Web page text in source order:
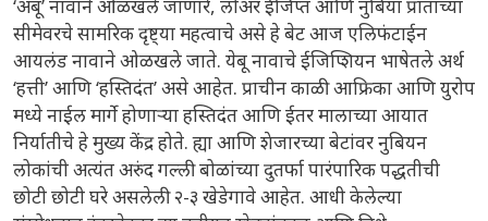
‘अबू’ नावाने ओळखले जाणारे, लोअर ईजिप्त आणि नुबिया प्रांताच्या
सीमेवरचे सामरिक दृष्ट्या महत्वाचे असे हे बेट आज एलिफंटाईन
आयलंड नावाने ओळखले जाते. येबू नावाचे ईजिप्शियन भाषेतले अर्थ
‘हत्ती’ आणि ‘हस्तिदंत’ असे आहेत. प्राचीन काळी आफ्रिका आणि युरोप
मध्ये नाईल मार्गे होणाऱ्या हस्तिदंत आणि ईतर मालाच्या आयात
निर्यातीचे हे मुख्य केंद्र होते. ह्या आणि शेजारच्या बेटांवर नुबियन
लोकांची अत्यंत अरुंद गल्ली बोळांच्या दुतर्फा पारंपारिक पद्धतीची
छोटी छोटी घरे असलेली २-३ खेडेगावे आहेत. आधी केलेल्या